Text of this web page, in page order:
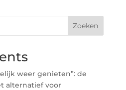
Zoeken
weer genieten”: de
alternatief voor